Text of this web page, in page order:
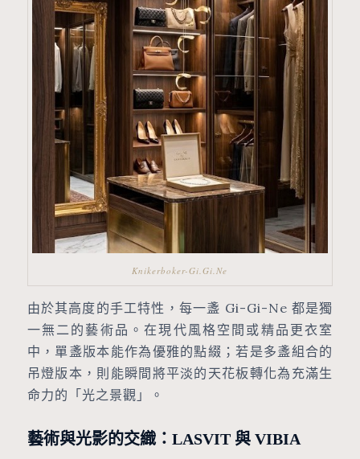
Knikerboker-Gi.Gi.Ne
由於其高度的手工特性 ，每一盞 Gi-Gi-Ne 都是獨
一無二的藝術品。在現代風格空間或精品更衣室
中，單盞版本能作為優雅的點綴；若是多盞組合的
吊燈版本，則能瞬間將平淡的天花板轉化為充滿生
命力的「光之景觀」。
藝術與光影的交織：LASVIT 與 VIBIA